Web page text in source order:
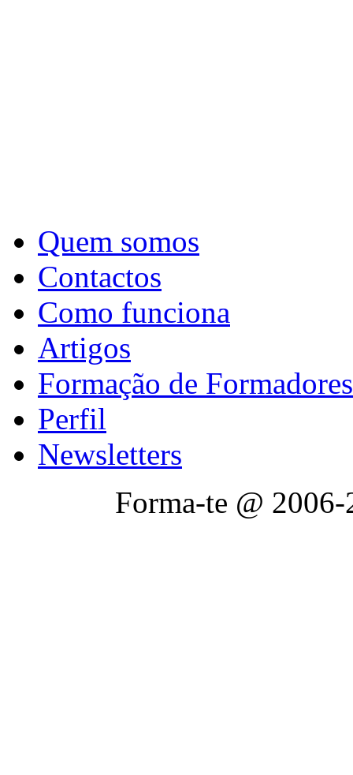
Quem somos
Contactos
Como funciona
Artigos
Formação de Formadores
Perfil
Newsletters
Forma-te @